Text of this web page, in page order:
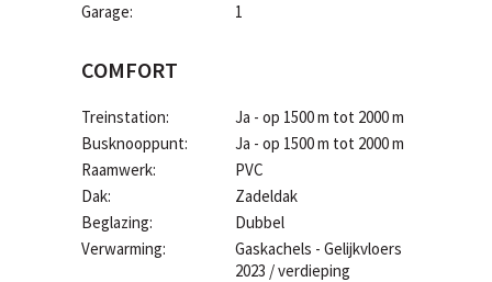
Garage:
1
COMFORT
Treinstation:
Ja - op 1500 m tot 2000 m
Busknooppunt:
Ja - op 1500 m tot 2000 m
Raamwerk:
PVC
Dak:
Zadeldak
Beglazing:
Dubbel
Verwarming:
Gaskachels - Gelijkvloers
2023 / verdieping